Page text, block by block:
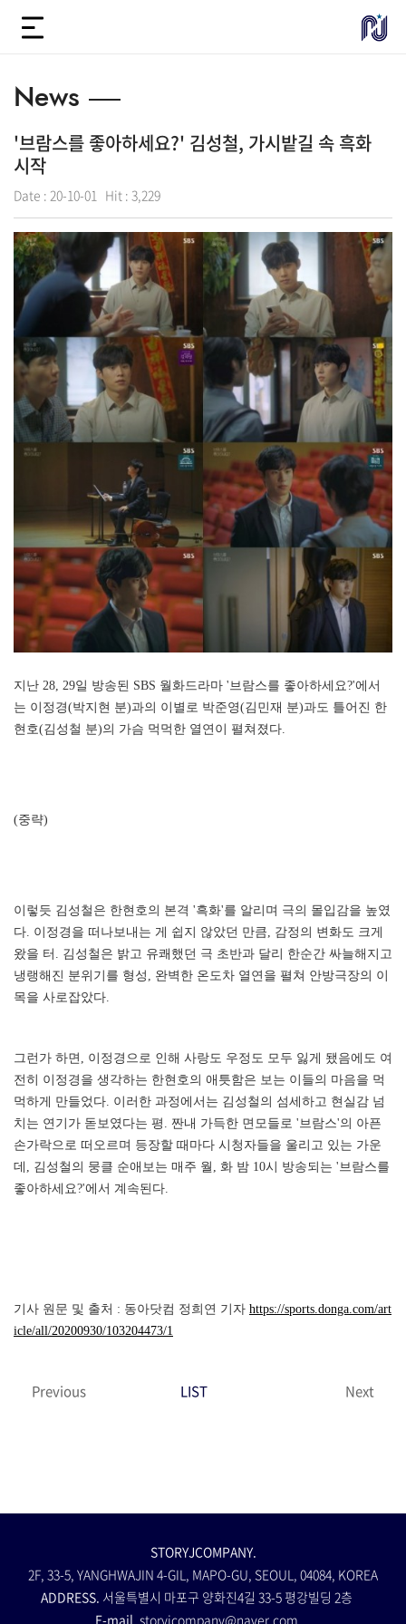
News
'브람스를 좋아하세요?' 김성철, 가시밭길 속 흑화
시작
Date : 20-10-01 Hit : 3,229
지난 28, 29일 방송된 SBS 월화드라마 '브람스를 좋아하세요?'에서
는 이정경(박지현 분)과의 이별로 박준영(김민재 분)과도 틀어진 한
현호(김성철 분)의 가슴 먹먹한 열연이 펼쳐졌다.
(중략)
이렇듯 김성철은 한현호의 본격 '흑화'를 알리며 극의 몰입감을 높였
다. 이정경을 떠나보내는 게 쉽지 않았던 만큼, 감정의 변화도 크게
왔을 터. 김성철은 밝고 유쾌했던 극 초반과 달리 한순간 싸늘해지고
냉랭해진 분위기를 형성, 완벽한 온도차 열연을 펼쳐 안방극장의 이
목을 사로잡았다.
그런가 하면, 이정경으로 인해 사랑도 우정도 모두 잃게 됐음에도 여
전히 이정경을 생각하는 한현호의 애틋함은 보는 이들의 마음을 먹
먹하게 만들었다. 이러한 과정에서는 김성철의 섬세하고 현실감 넘
치는 연기가 돋보였다는 평. 짠내 가득한 면모들로 '브람스'의 아픈
손가락으로 떠오르며 등장할 때마다 시청자들을 울리고 있는 가운
데, 김성철의 뭉클 순애보는 매주 월, 화 밤 10시 방송되는 '브람스를
좋아하세요?'에서 계속된다.
기사 원문 및 출처 : 동아닷컴 정희연 기자 https://sports.donga.com/art
icle/all/20200930/103204473/1
Previous LIST Next
STORYJCOMPANY.
2F, 33-5, YANGHWAJIN 4-GIL, MAPO-GU, SEOUL, 04084, KOREA
ADDRESS. 서울특별시 마포구 양화진4길 33-5 평강빌딩 2층
E-mail. storyjcompany@naver.com